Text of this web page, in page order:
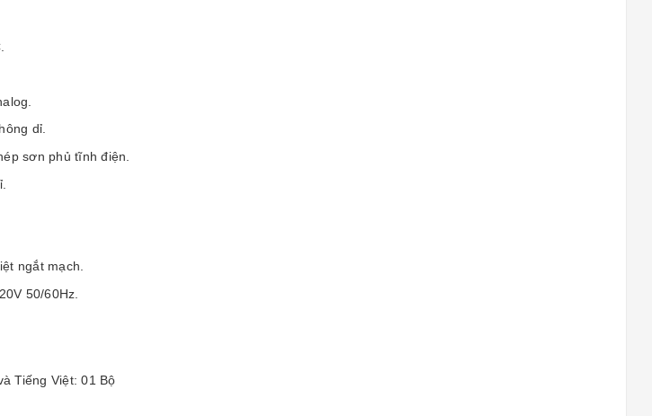
dỉ.
sơn phủ tĩnh điện.
ngắt mạch.
50/60Hz.
Tiếng Việt: 01 Bộ